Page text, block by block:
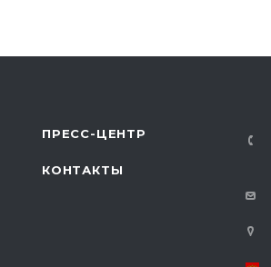
ПРЕСС-ЦЕНТР
КОНТАКТЫ